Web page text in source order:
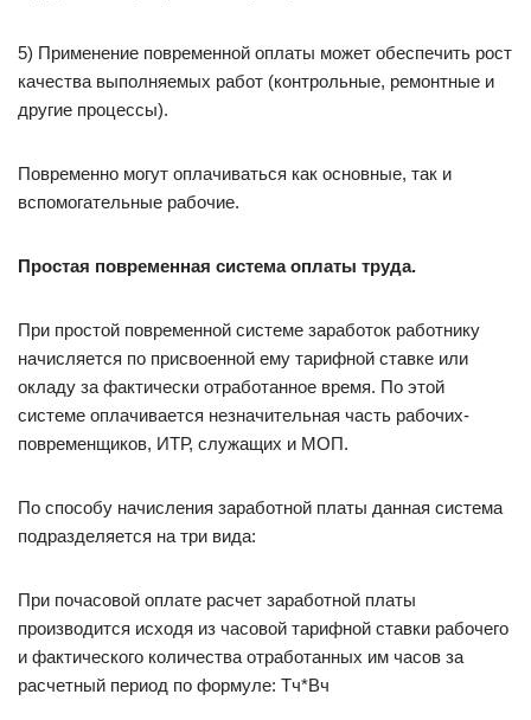
5) Применение повременной оплаты может обеспечить рост
качества выполняемых работ (контрольные, ремонтные и
другие процессы).
Повременно могут оплачиваться как основные, так и
вспомогательные рабочие.
Простая повременная система оплаты труда.
При простой повременной системе заработок работнику
начисляется по присвоенной ему тарифной ставке или
окладу за фактически отработанное время. По этой
системе оплачивается незначительная часть рабочих-
повременщиков, ИТР, служащих и МОП.
По способу начисления заработной платы данная система
подразделяется на три вида:
При почасовой оплате расчет заработной платы
производится исходя из часовой тарифной ставки рабочего
и фактического количества отработанных им часов за
расчетный период по формуле: Тч*Вч